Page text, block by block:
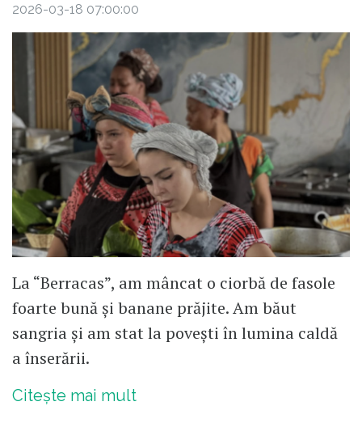
2026-03-18 07:00:00
La “Berracas”, am mâncat o ciorbă de fasole
foarte bună și banane prăjite. Am băut
sangria și am stat la povești în lumina caldă
a înserării.
Citește mai mult